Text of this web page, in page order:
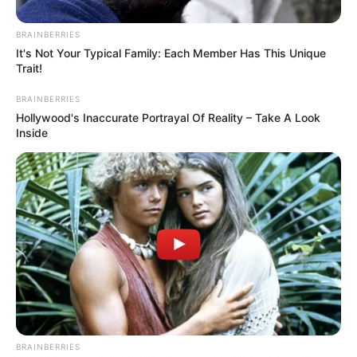
BRAINBERRIES
It's Not Your Typical Family: Each Member Has This Unique
Trait!
BRAINBERRIES
Hollywood's Inaccurate Portrayal Of Reality – Take A Look
Inside
BRAINBERRIES